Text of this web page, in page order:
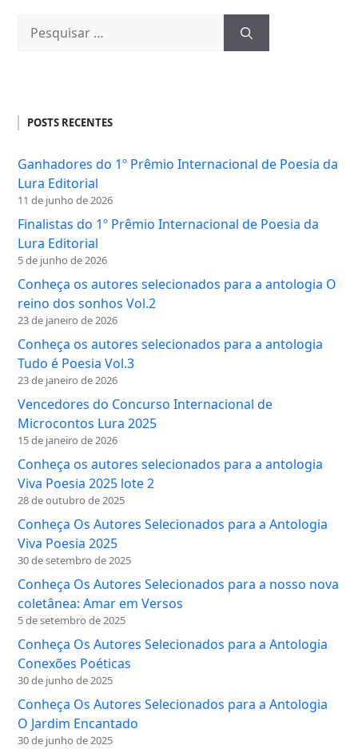
por:
POSTS RECENTES
Ganhadores do 1º Prêmio Internacional de Poesia da
Lura Editorial
11 de junho de 2026
Finalistas do 1º Prêmio Internacional de Poesia da
Lura Editorial
5 de junho de 2026
Conheça os autores selecionados para a antologia O
reino dos sonhos Vol.2
23 de janeiro de 2026
Conheça os autores selecionados para a antologia
Tudo é Poesia Vol.3
23 de janeiro de 2026
Vencedores do Concurso Internacional de
Microcontos Lura 2025
15 de janeiro de 2026
Conheça os autores selecionados para a antologia
Viva Poesia 2025 lote 2
28 de outubro de 2025
Conheça Os Autores Selecionados para a Antologia
Viva Poesia 2025
30 de setembro de 2025
Conheça Os Autores Selecionados para a nosso nova
coletânea: Amar em Versos
5 de setembro de 2025
Conheça Os Autores Selecionados para a Antologia
Conexões Poéticas
30 de junho de 2025
Conheça Os Autores Selecionados para a Antologia
O Jardim Encantado
30 de junho de 2025